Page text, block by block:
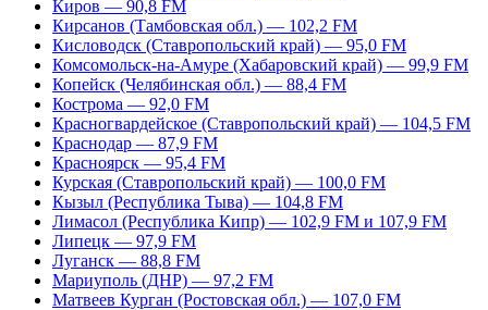
Киров — 90,8 FM
Кирсанов (Тамбовская обл.) — 102,2 FM
Кисловодск (Ставропольский край) — 95,0 FM
Комсомольск-на-Амуре (Хабаровский край) — 99,9 FM
Копейск (Челябинская обл.) — 88,4 FM
Кострома — 92,0 FM
Красногвардейское (Ставропольский край) — 104,5 FM
Краснодар — 87,9 FM
Красноярск — 95,4 FM
Курская (Ставропольский край) — 100,0 FM
Кызыл (Республика Тыва) — 104,8 FM
Лимасол (Республика Кипр) — 102,9 FM и 107,9 FM
Липецк — 97,9 FM
Луганск — 88,8 FM
Мариуполь (ДНР) — 97,2 FM
Матвеев Курган (Ростовская обл.) — 107,0 FM